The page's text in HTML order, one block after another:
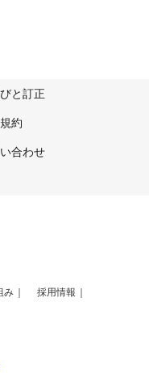
と訂正
約
合わせ
み
採用情報